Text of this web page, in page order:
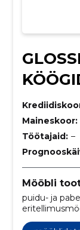
Maineskoor:
Töötajaid: –
Mööbli
puidu- ja
puitmaterjali